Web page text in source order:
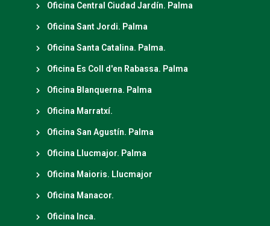
Oficina Central Ciudad Jardín. Palma
Oficina Sant Jordi. Palma
Oficina Santa Catalina. Palma.
Oficina Es Coll d'en Rabassa. Palma
Oficina Blanquerna. Palma
Oficina Marratxí.
Oficina San Agustín. Palma
Oficina Llucmajor. Palma
Oficina Maioris. Llucmajor
Oficina Manacor.
Oficina Inca.